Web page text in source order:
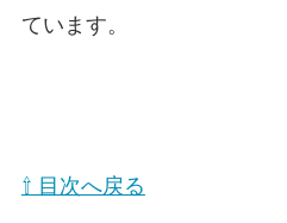
ています。
⇧ 目次へ戻る